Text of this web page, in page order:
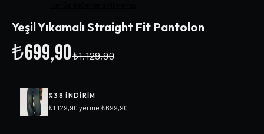
Yeşil Yıkamalı Straight Fit Pantolon
₺699,90₺1.129,90
%38 INDIRIM
₺1.129,90 yerine ₺699,90